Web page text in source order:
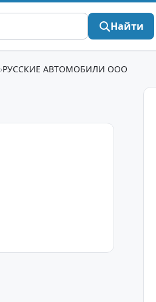
Найти
РУССКИЕ АВТОМОБИЛИ ООО